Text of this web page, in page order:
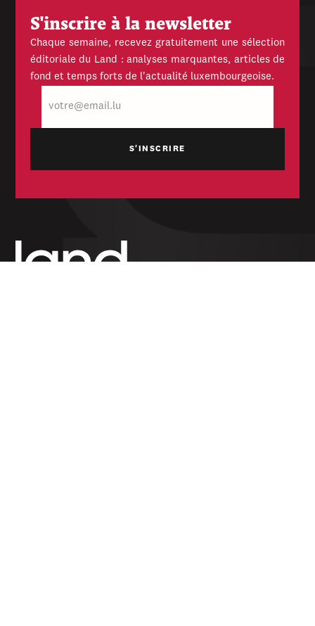
S'inscrire à la newsletter
Chaque semaine, recevez gratuitement une sélection
éditoriale du Land : analyses marquantes, articles de
fond et temps forts de l'actualité luxembourgeoise.
mail